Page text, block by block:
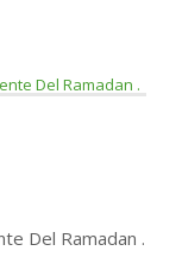
Del Ramadan .